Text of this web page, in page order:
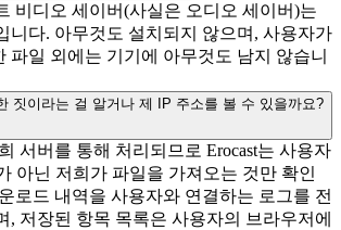
비디오 세이버(사실은 오디오 세이버)는
니다. 아무것도 설치되지 않으며, 사용자가
파일 외에는 기기에 아무것도 남지 않습니
짓이라는 걸 알거나 제 IP 주소를 볼 수 있을까요?
서버를 통해 처리되므로 Erocast는 사용자
아닌 저희가 파일을 가져오는 것만 확인
로드 내역을 사용자와 연결하는 로그를 전
, 저장된 항목 목록은 사용자의 브라우저에